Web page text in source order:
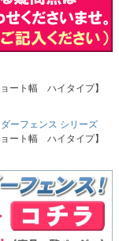
ート幅 ハイタイプ】
ーフェンス シリーズ
ート幅 ハイタイプ】